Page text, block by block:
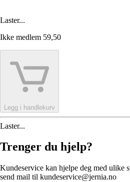
Laster...
Ikke medlem 59,50
Legg i handlekurv
Laster...
Trenger du hjelp?
Kundeservice kan hjelpe deg med ulike
send mail til kundeservice@jernia.no